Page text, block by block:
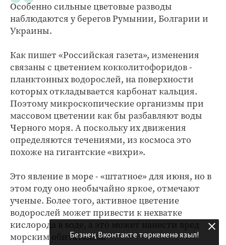
Особенно сильные цветовые разводы
наблюдаются у берегов Румынии, Болгарии и
Украины.
Как пишет «Российская газета», изменения
связаны с цветением кокколитофоридов -
планктонных водорослей, на поверхности
которых откладывается карбонат кальция.
Поэтому микроскопические организмы при
массовом цветении как бы разбавляют воды
Черного моря. А поскольку их движения
определяются течениями, из космоса это
похоже на гигантские «вихри».
Это явление в море - «штатное» для июня, но в
этом году оно необычайно яркое, отмечают
ученые. Более того, активное цветение
водорослей может привести к нехватке
кислорода в воде, а это может нанести вред
морским обитателям.Безнең Вконтакте төркеменә языл!